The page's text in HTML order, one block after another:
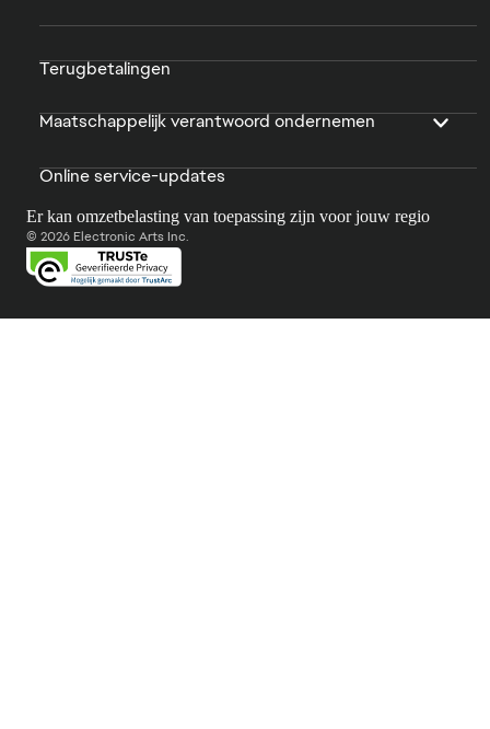
Terugbetalingen
Maatschappelijk verantwoord ondernemen
Online service-updates
Er kan omzetbelasting van toepassing zijn voor jouw regio
© 2026 Electronic Arts Inc.